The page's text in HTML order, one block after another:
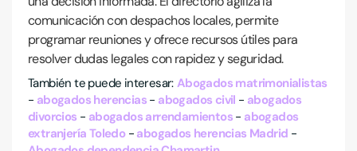
comunicación con despachos locales, permite
programar reuniones y ofrece recursos útiles para
resolver dudas legales con rapidez y seguridad.
También te puede interesar: Abogados matrimonialistas
abogados herencias
abogados civil
abogados
divorcios
abogados arrendamientos
abogados
extranjería Toledo
abogados herencias Madrid